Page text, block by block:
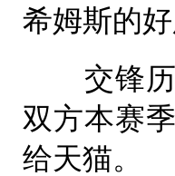
希姆斯的
交锋历
双方本赛
给天猫。